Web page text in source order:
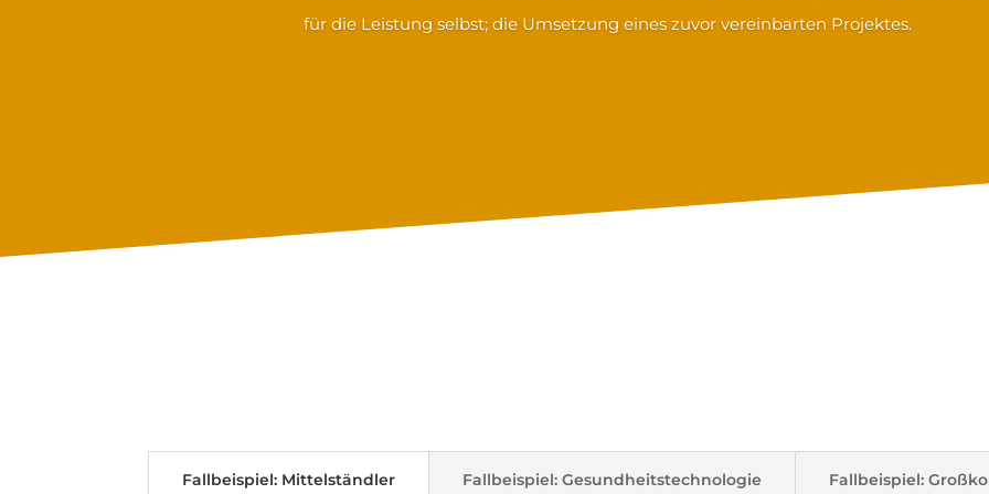
für die Leistung selbst; die Umsetzung eines zuvor vereinbarten Projektes.
Fallbeispiel: Mittelständler Fallbeispiel: Gesundheitstechnologie Fallbeispiel: